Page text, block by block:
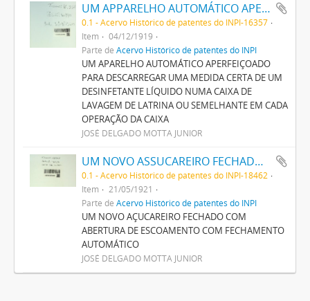
UM APPARELHO AUTOMÁTICO APERFEIÇOADO PARA DESCARREGAR UMA MEDIDA CERTA DE UM DESINFECTANTE LIQUIDO NUMA CAIXA DE LAVAGEM DE LATRINA OU SEMELHANTE EM CADA OPERAÇÃO DA CAIXA
0.1 - Acervo Histórico de patentes do INPI-16357
Item
04/12/1919
Parte de Acervo Histórico de patentes do INPI
UM APARELHO AUTOMÁTICO APERFEIÇOADO
PARA DESCARREGAR UMA MEDIDA CERTA DE UM
DESINFETANTE LÍQUIDO NUMA CAIXA DE
LAVAGEM DE LATRINA OU SEMELHANTE EM CADA
OPERAÇÃO DA CAIXA
JOSÉ DELGADO MOTTA JUNIOR
UM NOVO ASSUCAREIRO FECHADO COM ABERTURA DE ESCOAMENTO COM FECHAMENTO AUTOMATICO
0.1 - Acervo Histórico de patentes do INPI-18462
Item
21/05/1921
Parte de Acervo Histórico de patentes do INPI
UM NOVO AÇUCAREIRO FECHADO COM
ABERTURA DE ESCOAMENTO COM FECHAMENTO
AUTOMÁTICO
JOSÉ DELGADO MOTTA JUNIOR